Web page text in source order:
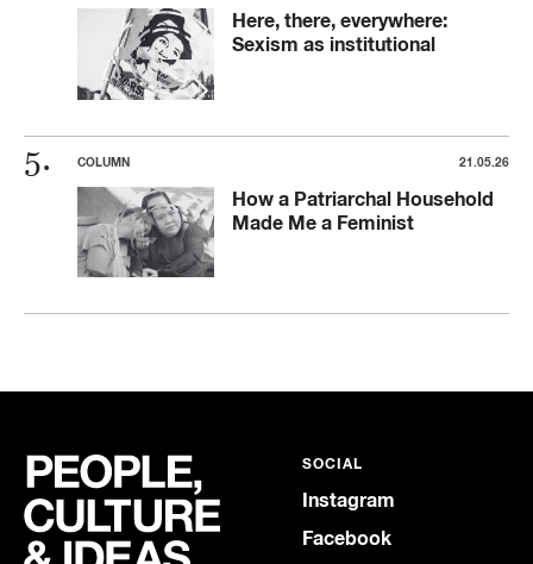
Here, there, everywhere:
Sexism as institutional
COLUMN 21.05.26
How a Patriarchal Household
Made Me a Feminist
SOCIAL
Instagram
Facebook